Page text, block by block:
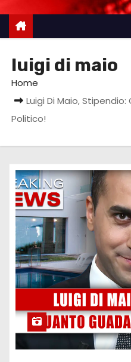
luigi di maio
Home
Luigi Di Maio,
Politico!